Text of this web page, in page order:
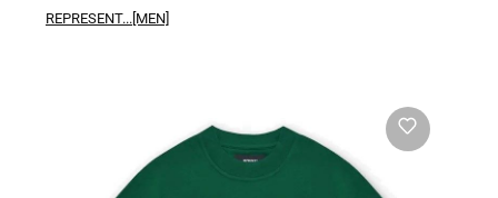
REPRESENT...[MEN]